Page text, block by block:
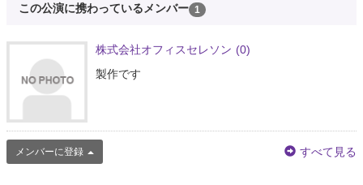
この公演に携わっているメンバー 1
株式会社オフィスセレソン (0)
製作です
メンバーに登録 すべて見る